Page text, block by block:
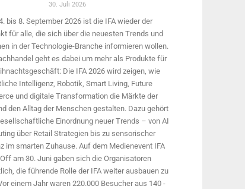
30. Juli 2026
bis 8. September 2026 ist die IFA wieder der
für alle, die sich über die neuesten Trends und
in der Technologie-­Branche informieren wollen.
geht es dabei um mehr als Produkte für
Die IFA 2026 wird ­zeigen, wie
Intelligenz, Robotik, Smart Living, Future
und digitale Trans­formation die Märkte der
den Alltag der Menschen gestalten. Dazu gehört
Einordnung neuer Trends – von AI
über Retail Strategien bis zu sensorischer
im smarten Zuhause. Auf dem Medien­event IFA
am 30. Juni gaben sich die Organisatoren
die führende Rolle der IFA weiter ausbauen zu
einem Jahr ­waren 220.000 Besucher aus 140